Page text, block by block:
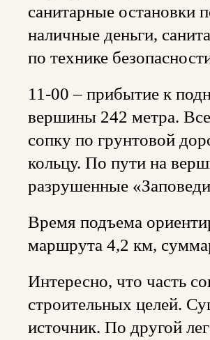
санитарные остановки
наличные деньги,
по технике
11-00 – прибытие к
вершины 242 метра.
сопку по грунтовой
кольцу. По пути на
разрушенные
Время подъема
маршрута 4,2 км,
Интересно, что часть
строительных целей.
источник. По другой